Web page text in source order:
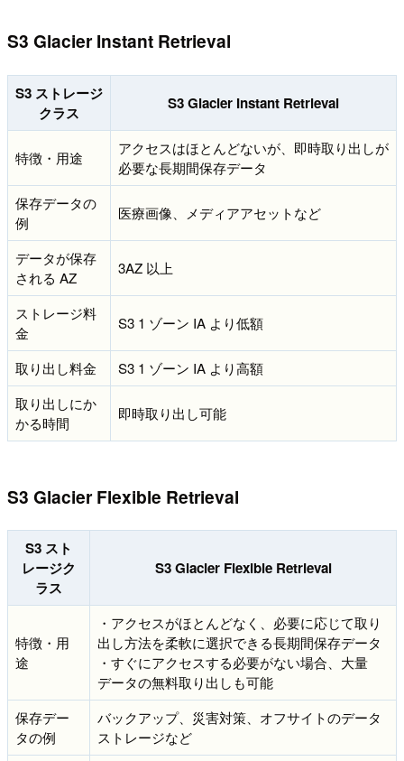
S3 Glacier Instant Retrieval
S3 ストレージ
クラス
S3 Glacier Instant Retrieval
特徴・用途
アクセスはほとんどないが、即時取り出しが
必要な長期間保存データ
保存データの
例
医療画像、メディアアセットなど
データが保存
される AZ
3AZ 以上
ストレージ料
金
S3 1 ゾーン IA より低額
取り出し料金
S3 1 ゾーン IA より高額
取り出しにか
かる時間
即時取り出し可能
S3 Glacier Flexible Retrieval
S3 スト
レージク
ラス
S3 Glacier Flexible Retrieval
特徴・用
途
・アクセスがほとんどなく、必要に応じて取り
出し方法を柔軟に選択できる長期間保存データ
・すぐにアクセスする必要がない場合、大量
データの無料取り出しも可能
保存デー
タの例
バックアップ、災害対策、オフサイトのデータ
ストレージなど